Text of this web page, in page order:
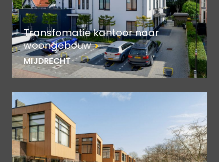
Transfomatie kantoor naar
woongebouw
MIJDRECHT